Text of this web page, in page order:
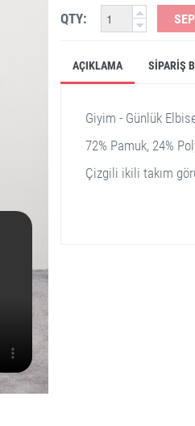
QTY:
AÇIKLAMA SIPARIŞ
Giyim - Günlük
72% Pamuk, 24%
Çizgili ikili takım